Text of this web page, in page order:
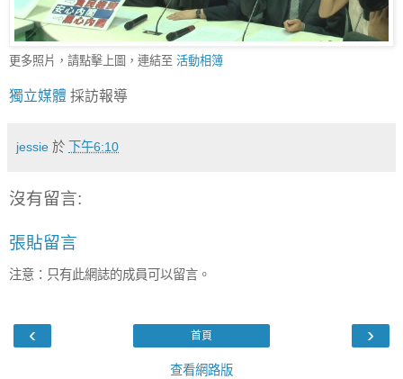
更多照片，請點擊上圖，連結至 活動相簿
獨立媒體 採訪報導
jessie 於 下午6:10
沒有留言:
張貼留言
注意：只有此網誌的成員可以留言。
‹ ›
首頁
查看網路版